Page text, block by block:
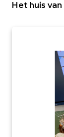
Het huis